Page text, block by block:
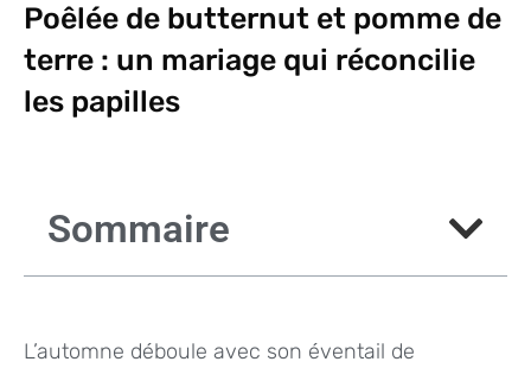
Poêlée de butternut et pomme de
terre : un mariage qui réconcilie
les papilles
Sommaire
L’automne déboule avec son éventail de